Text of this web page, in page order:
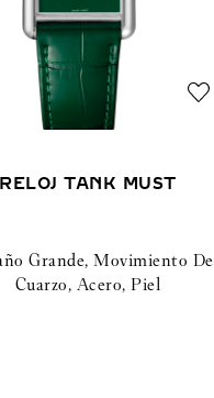
RELOJ TANK MUST
Grande, Movimiento De
Cuarzo, Acero, Piel